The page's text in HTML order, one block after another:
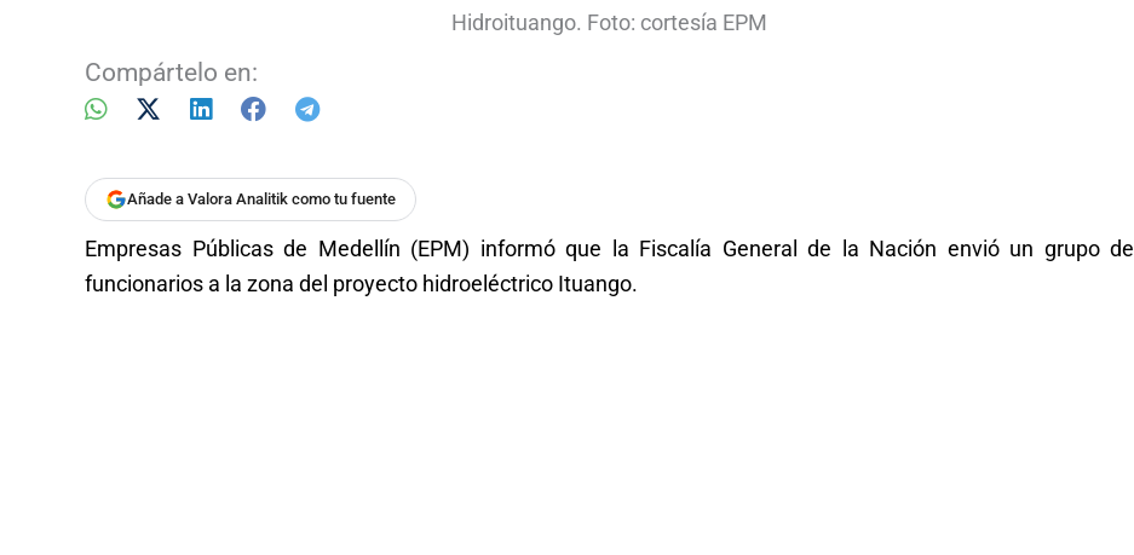
Hidroituango. Foto: cortesía EPM
Compártelo en:
Añade a Valora Analitik como tu fuente
Empresas Públicas de Medellín (EPM) informó que la Fiscalía General de la Nación envió un grupo de
funcionarios a la zona del proyecto hidroeléctrico Ituango.